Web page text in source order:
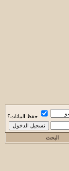
حفظ البيانات؟
البحث